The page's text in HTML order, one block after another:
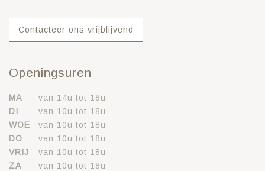
Contacteer ons vrijblijvend
Openingsuren
MA
van 14u tot 18u
DI
van 10u tot 18u
WOE
van 10u tot 18u
DO
van 10u tot 18u
VRIJ
van 10u tot 18u
ZA
van 10u tot 18u